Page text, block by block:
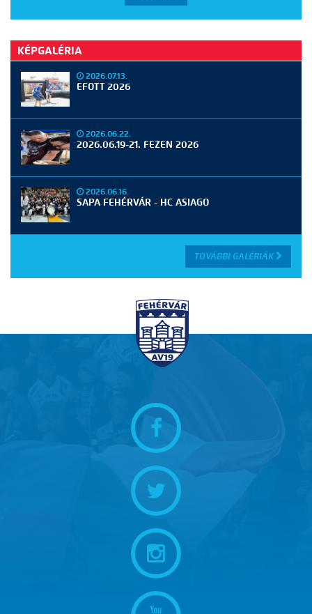
KÉPGALÉRIA
2026.07.13.
EFOTT 2026
2026.06.22.
2026.06.19-21. FEZEN 2026
2026.06.16.
SAPA FEHÉRVÁR - HC ASIAGO
TOVÁBBI GALÉRIÁK